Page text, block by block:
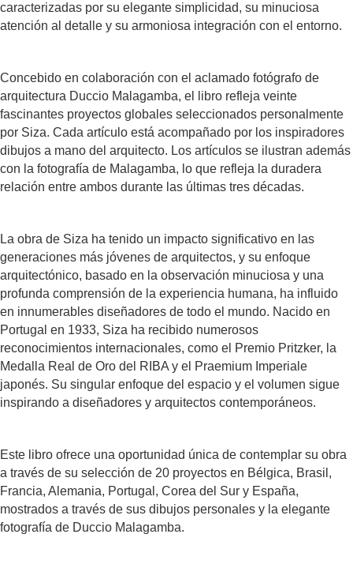
caracterizadas por su elegante simplicidad, su minuciosa
atención al detalle y su armoniosa integración con el entorno.
Concebido en colaboración con el aclamado fotógrafo de
arquitectura Duccio Malagamba, el libro refleja veinte
fascinantes proyectos globales seleccionados personalmente
por Siza. Cada artículo está acompañado por los inspiradores
dibujos a mano del arquitecto. Los artículos se ilustran además
con la fotografía de Malagamba, lo que refleja la duradera
relación entre ambos durante las últimas tres décadas.
La obra de Siza ha tenido un impacto significativo en las
generaciones más jóvenes de arquitectos, y su enfoque
arquitectónico, basado en la observación minuciosa y una
profunda comprensión de la experiencia humana, ha influido
en innumerables diseñadores de todo el mundo. Nacido en
Portugal en 1933, Siza ha recibido numerosos
reconocimientos internacionales, como el Premio Pritzker, la
Medalla Real de Oro del RIBA y el Praemium Imperiale
japonés. Su singular enfoque del espacio y el volumen sigue
inspirando a diseñadores y arquitectos contemporáneos.
Este libro ofrece una oportunidad única de contemplar su obra
a través de su selección de 20 proyectos en Bélgica, Brasil,
Francia, Alemania, Portugal, Corea del Sur y España,
mostrados a través de sus dibujos personales y la elegante
fotografía de Duccio Malagamba.